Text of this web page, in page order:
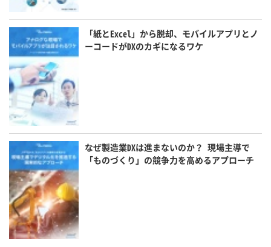
「紙とExcel」から脱却、モバイルアプリとノ
ーコードがDXのカギになるワケ
なぜ製造業DXは進まないのか？ 現場主導で
「ものづくり」の競争力を高めるアプローチ